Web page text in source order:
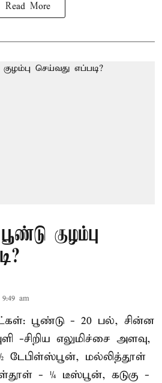
Read More
குழம்பு
am
பூண்டு - 20 பல், சின்ன
-சிறிய எலுமிச்சை அளவு,
டேபிள்ஸ்பூன், மல்லித்தூள்
- ¼ டீஸ்பூன், கடுகு -